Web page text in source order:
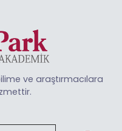
ve araştırmacılara